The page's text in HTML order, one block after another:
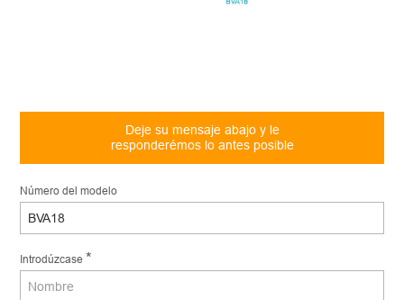
Deje su mensaje abajo y le
responderémos lo antes posible
Número del modelo
Introdúzcase*